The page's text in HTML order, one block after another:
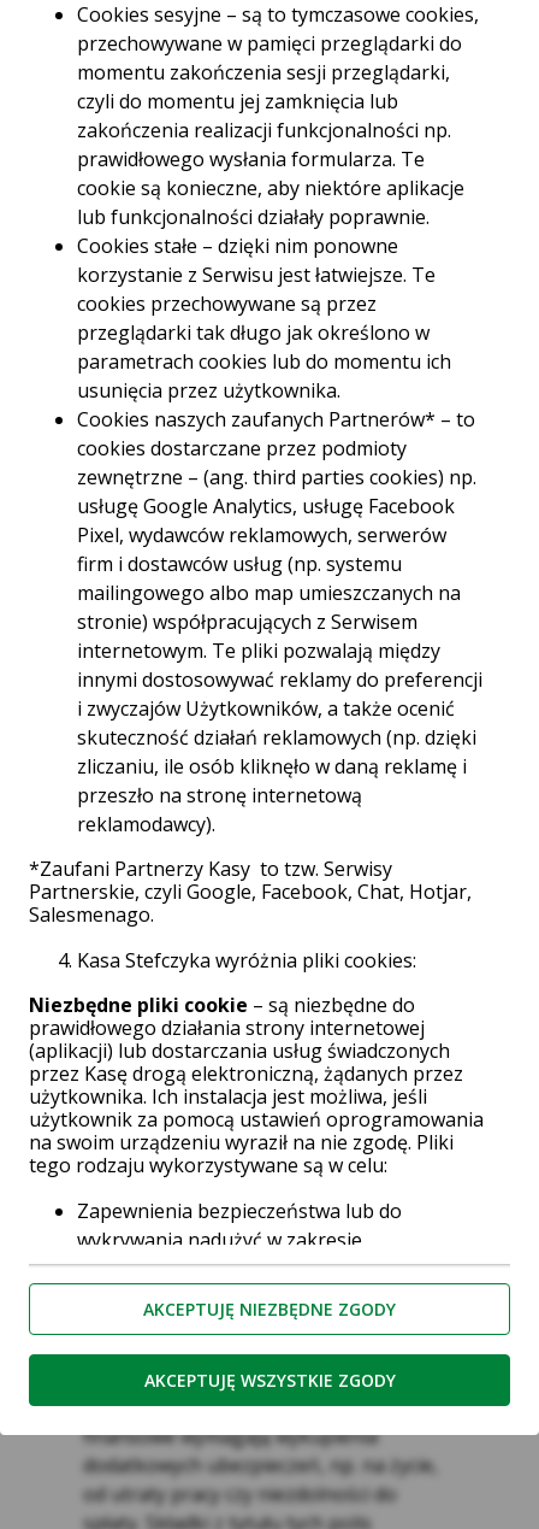
oprocentowaniem kredytu hipotecznego to
jedna z decyzji, przed którą stają
kredytobiorcy. Każde z tych rozwiązań ma
swoje wady i zalety. Warto dokładnie je
przeanalizować przed podpisaniem umowy
kredytowej.
Spis treści
Czym są dodatkowe opłaty w
pożyczce gotówkowej?
Dodatkoweopłaty w pożyczce gotówkowej
to wszelkie koszty ponoszone przez
pożyczkobiorcę poza odsetkami.Ich
wysokość i rodzaj zależą od polityki danego
pożyczkodawcy oraz indywidualnych
parametrów kredytu, takich jak kwota, okres
spłaty czy ocena zdolności kredytowej klienta.
Do najczęściej spotykanych dodatkowych opłat
należą:
Prowizja za udzielenie pożyczki –
jednorazowa opłata, zazwyczaj wyrażona
jako procent od kwoty pożyczki. Stanowi
bezpośredni przychód dla
pożyczkodawcy. Jej maksymalna
wysokość jest regulowana przepisami
prawa.
Opłata przygotowawcza – pokrywa
koszty administracyjne związane z
rozpatrzeniem wniosku, weryfikacją
danych klienta i przygotowaniem umowy.
Może mieć formę stałej kwoty lub być
uzależniona od wysokości pożyczki.
Najczęściej jednak stanowi 1% od kwoty
udzielonego kredytu.
Marża – doliczana do oprocentowania
nominalnego, zwiększa całkowity koszt
pożyczki. Jest to dodatkowy zysk
pożyczkodawcy, rekompensujący
ponoszone ryzyko.
Kosztyubezpieczeń– niektóre instytucje
finansowe wymagają wykupienia
dodatkowych ubezpieczeń, np. na życie,
od utraty pracy czy niezdolności do
spłaty. Składki z tytułu tych polis
Cookies sesyjne – są to tymczasowe cookies,
przechowywane w pamięci przeglądarki do
momentu zakończenia sesji przeglądarki,
czyli do momentu jej zamknięcia lub
zakończenia realizacji funkcjonalności np.
prawidłowego wysłania formularza. Te
cookie są konieczne, aby niektóre aplikacje
lub funkcjonalności działały poprawnie.
Cookies stałe – dzięki nim ponowne
korzystanie z Serwisu jest łatwiejsze. Te
cookies przechowywane są przez
przeglądarki tak długo jak określono w
parametrach cookies lub do momentu ich
usunięcia przez użytkownika.
Cookies naszych zaufanych Partnerów* – to
cookies dostarczane przez podmioty
zewnętrzne – (ang. third parties cookies) np.
usługę Google Analytics, usługę Facebook
Pixel, wydawców reklamowych, serwerów
firm i dostawców usług (np. systemu
mailingowego albo map umieszczanych na
stronie) współpracujących z Serwisem
internetowym. Te pliki pozwalają między
innymi dostosowywać reklamy do preferencji
i zwyczajów Użytkowników, a także ocenić
skuteczność działań reklamowych (np. dzięki
zliczaniu, ile osób kliknęło w daną reklamę i
przeszło na stronę internetową
reklamodawcy).
*Zaufani Partnerzy Kasy to tzw. Serwisy
Partnerskie, czyli Google, Facebook, Chat, Hotjar,
Salesmenago.
Kasa Stefczyka wyróżnia pliki cookies:
Niezbędne pliki cookie – są niezbędne do
prawidłowego działania strony internetowej
(aplikacji) lub dostarczania usług świadczonych
przez Kasę drogą elektroniczną, żądanych przez
użytkownika. Ich instalacja jest możliwa, jeśli
użytkownik za pomocą ustawień oprogramowania
na swoim urządzeniu wyraził na nie zgodę. Pliki
tego rodzaju wykorzystywane są w celu:
Zapewnienia bezpieczeństwa lub do
wykrywania nadużyć w zakresie
uwierzytelniania w ramach strony
internetowej;
Zapewnienia odpowiedniego wyświetlania
strony (w zależności od wykorzystywanego
urządzenia);
Podtrzymania sesji użytkownika na
wnioskach, formularzach oraz po
zalogowaniu do serwisu
Zapamiętania wybranych przez użytkownika
AKCEPTUJĘ NIEZBĘDNE ZGODY
AKCEPTUJĘ WSZYSTKIE ZGODY